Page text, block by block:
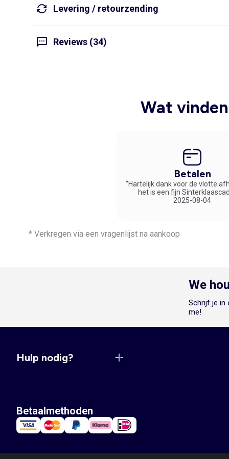
Levering / retourzending
Reviews (34)
Wat
Betalen
“Hartelijk dank voor de vlotte
het is een fijn
2025-08-04
* Verkregen via een vragenlijst na aankoop
We
Schrijf je in
me!
Hulp nodig?
Betaalmethoden